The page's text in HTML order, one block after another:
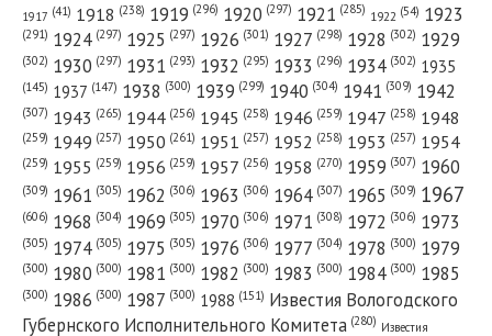
1917 (41) 1918 (238) 1919 (296) 1920 (297) 1921 (285) 1922 (54) 1923
(291) 1924 (297) 1925 (297) 1926 (301) 1927 (298) 1928 (302) 1929
(302) 1930 (297) 1931 (293) 1932 (295) 1933 (296) 1934 (302) 1935
(145) 1937 (147) 1938 (300) 1939 (299) 1940 (304) 1941 (309) 1942
(307) 1943 (265) 1944 (256) 1945 (258) 1946 (259) 1947 (258) 1948
(259) 1949 (257) 1950 (261) 1951 (257) 1952 (258) 1953 (257) 1954
(259) 1955 (259) 1956 (259) 1957 (256) 1958 (270) 1959 (307) 1960
(309) 1961 (305) 1962 (306) 1963 (306) 1964 (307) 1965 (309) 1967
(606) 1968 (304) 1969 (305) 1970 (306) 1971 (308) 1972 (306) 1973
(305) 1974 (305) 1975 (305) 1976 (306) 1977 (304) 1978 (300) 1979
(300) 1980 (300) 1981 (300) 1982 (300) 1983 (300) 1984 (300) 1985
(300) 1986 (300) 1987 (300) 1988 (151) Известия Вологодского
Губернского Исполнительного Комитета (280) Известия